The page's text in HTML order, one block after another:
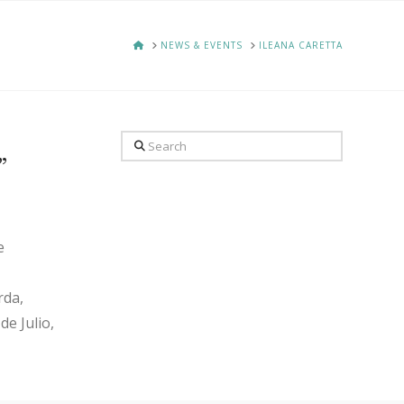
HOMENEWS & EVENTS ILEANA CARETTA
Julio,
Search